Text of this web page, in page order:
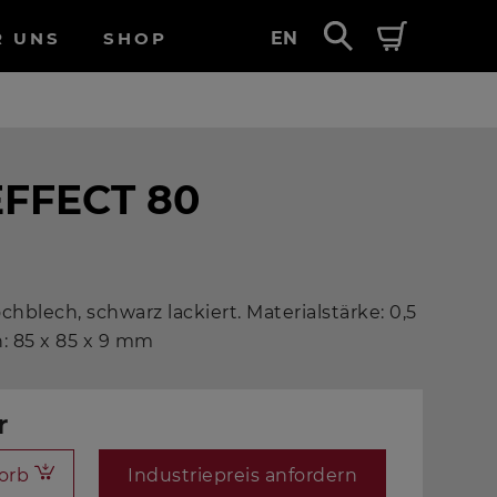
UNS SHOP EN
80
schwarz lackiert. Materialstärke: 0,5
85 x 85 x 9 mm
Industriepreis anfordern